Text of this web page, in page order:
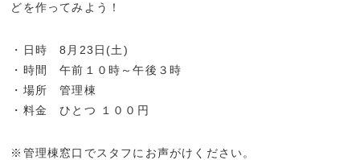
どを作ってみよう！
・日時 8月23日(土)
・時間 午前１０時～午後３時
・場所 管理棟
・料金 ひとつ １００円
※管理棟窓口でスタフにお声がけください。